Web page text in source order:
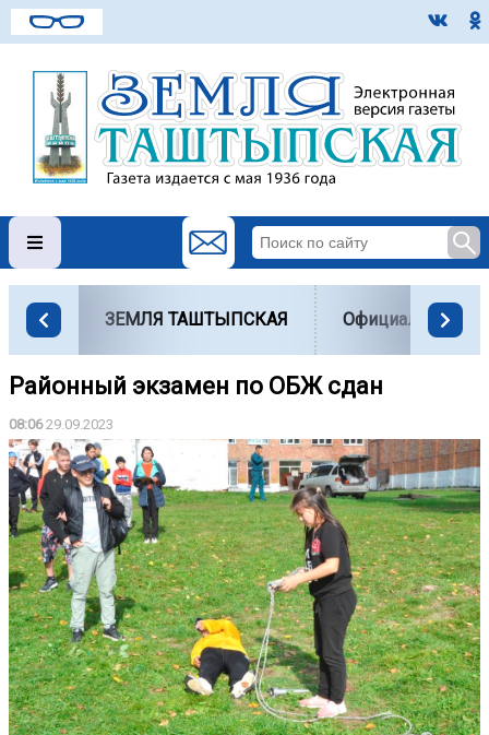
ЗЕМЛЯ ТАШТЫПСКАЯ Официально
Районный экзамен по ОБЖ сдан
08:0629.09.2023